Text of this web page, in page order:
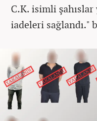
C.K. isimli şahıslar
iadeleri sağlandı."